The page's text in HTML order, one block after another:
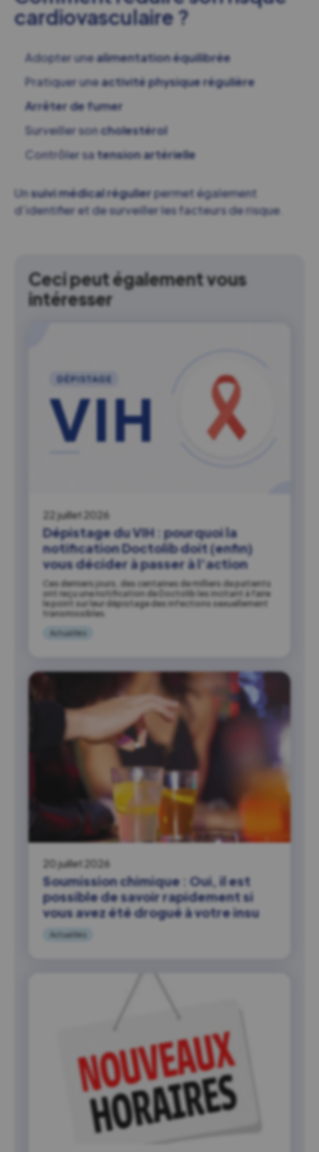
cardiovasculaire ?
Adopter unealimentation équilibrée
Pratiquer uneactivité physique régulière
Arrêter de fumer
Surveiller soncholestérol
Contrôler satension artérielle
Unsuivi médical régulierpermet également
d’identifier et de surveiller les facteurs de risque.
Ceci peut également vous
intéresser
22 juillet 2026
Dépistage du VIH : pourquoi la
notification Doctolib doit (enfin)
vous décider à passer à l’action
Ces derniers jours, des centaines de milliers de patients
ont reçu une notification de Doctolib les incitant à faire
le point sur leur dépistage des infections sexuellement
transmissibles.
Actualités
20 juillet 2026
Soumission chimique : Oui, il est
possible de savoir rapidement si
vous avez été drogué à votre insu
Actualités